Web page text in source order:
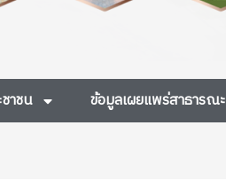
าชน ข้อมูลเผยแพร่สาธารณะ